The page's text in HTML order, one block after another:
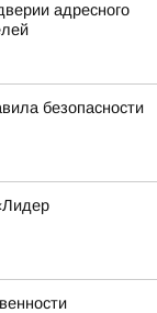
адресного
безопасности